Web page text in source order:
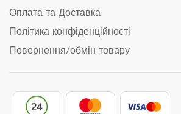
Оплата та Доставка
Політика конфіденційності
Повернення/обмін товару